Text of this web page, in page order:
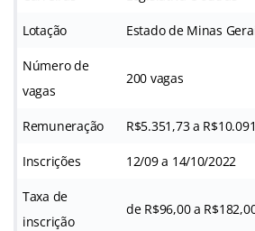
Lotação Estado de Minas
Número de
vagas
200 vagas
Remuneração R$5.351,73 a
Inscrições 12/09 a 14/10/2022
Taxa de
inscrição
de R$96,00 a